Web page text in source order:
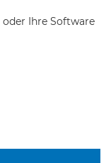
Ihre Software